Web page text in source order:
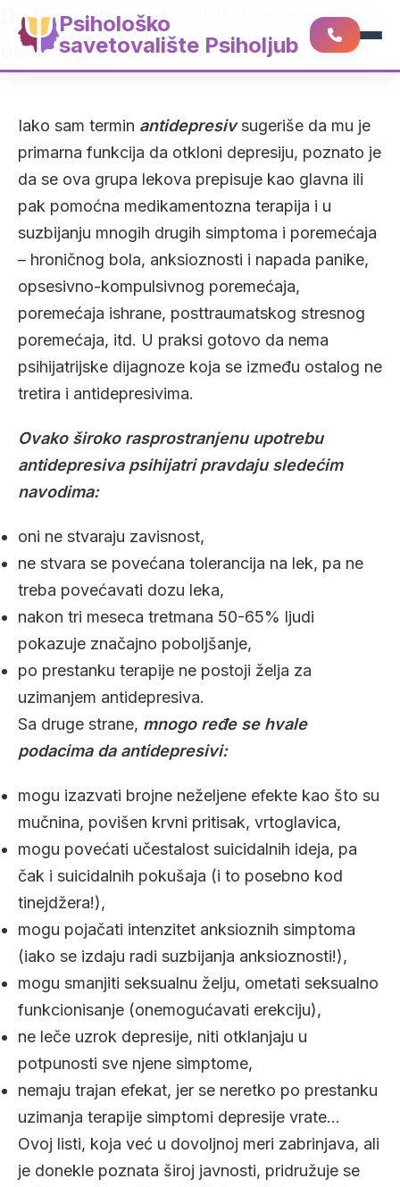
Psihološko
savetovalište Psiholjub
Da li antidepresivi ubijaju romantična
osećanja?
Iako sam termin antidepresivsugeriše da mu je
primarna funkcija da otkloni depresiju, poznato je
da se ova grupa lekova prepisuje kao glavna ili
pak pomoćna medikamentozna terapija i u
suzbijanju mnogih drugih simptoma i poremećaja
– hroničnog bola, anksioznosti i napada panike,
opsesivno-kompulsivnog poremećaja,
poremećaja ishrane, posttraumatskog stresnog
poremećaja, itd. U praksi gotovo da nema
psihijatrijske dijagnoze koja se između ostalog ne
tretira i antidepresivima.
Ovako široko rasprostranjenu upotrebu
antidepresiva psihijatri pravdaju sledećim
navodima:
oni ne stvaraju zavisnost,
ne stvara se povećana tolerancija na lek, pa ne
treba povećavati dozu leka,
nakon tri meseca tretmana 50-65% ljudi
pokazuje značajno poboljšanje,
po prestanku terapije ne postoji želja za
uzimanjem antidepresiva.
Sa druge strane, mnogo ređe se hvale
podacima da antidepresivi:
mogu izazvati brojne neželjene efekte kao što su
mučnina, povišen krvni pritisak, vrtoglavica,
mogu povećati učestalost suicidalnih ideja, pa
čak i suicidalnih pokušaja (i to posebno kod
tinejdžera!),
mogu pojačati intenzitet anksioznih simptoma
(iako se izdaju radi suzbijanja anksioznosti!),
mogu smanjiti seksualnu želju, ometati seksualno
funkcionisanje (onemogućavati erekciju),
ne leče uzrok depresije, niti otklanjaju u
potpunosti sve njene simptome,
nemaju trajan efekat, jer se neretko po prestanku
uzimanja terapije simptomi depresije vrate…
Ovoj listi, koja već u dovoljnoj meri zabrinjava, ali
je donekle poznata široj javnosti, pridružuje se